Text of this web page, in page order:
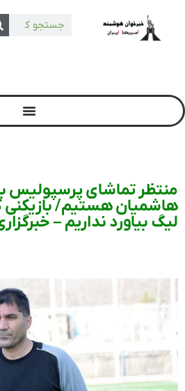
منتظر تماشای پرسپولیس
هاشمیان هستیم/ بازیکنی
لیگ بیاورد نداریم –